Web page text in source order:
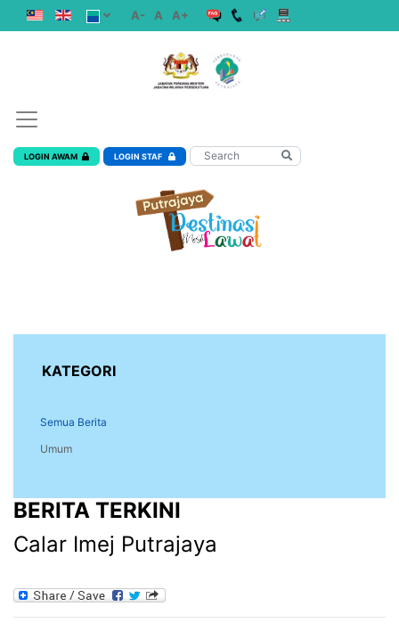
A- A A+
LOGIN AWAM LOGIN STAF
KATEGORI
Semua Berita
Umum
BERITA TERKINI
Calar Imej Putrajaya